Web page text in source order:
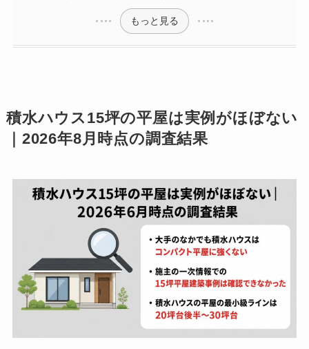
もっと見る
積水ハウス15坪の平屋は実例がほぼない
｜2026年8月時点の調査結果